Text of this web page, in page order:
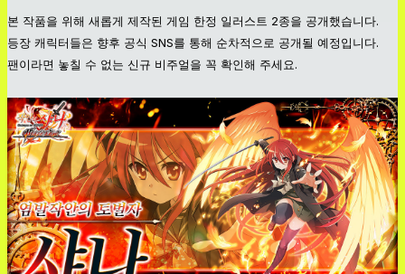
본 작품을 위해 새롭게 제작된 게임 한정 일러스트 2종을 공개했습니다.
등장 캐릭터들은 향후 공식 SNS를 통해 순차적으로 공개될 예정입니다.
팬이라면 놓칠 수 없는 신규 비주얼을 꼭 확인해 주세요.